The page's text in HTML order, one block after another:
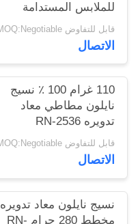
PRIVACY
POLICY
للملابس المستدامة
قابل للتفاوض MOQ:Negotiable
الاتصال
110 غرام 100 ٪ نسيج
نايلون مطاطي معاد
تدويره RN-2536
قابل للتفاوض MOQ:Negotiable
الاتصال
نسيج نايلون معاد تدويره
مخطط 280 جرام RN-